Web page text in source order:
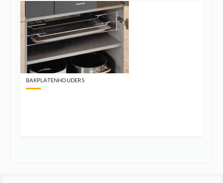
BAKPLATENHOUDERS